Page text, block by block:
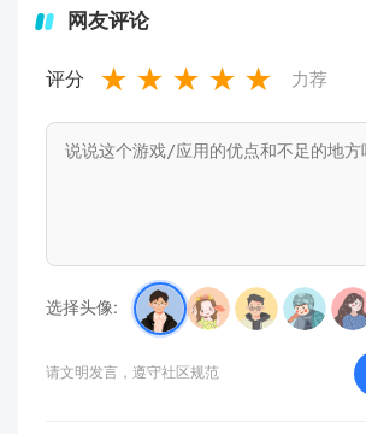
网友评论
评分 ★ ★ ★ ★ ★ 力荐
选择头像:
请文明发言，遵守社区规范